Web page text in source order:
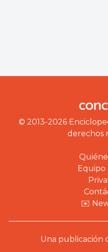
© 2013-2026
derechos
Equipo
✉️
Una publicación